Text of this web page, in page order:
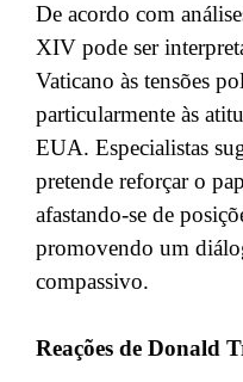
De acordo com
XIV pode ser
Vaticano às tensões
particularmente às
EUA. Especialistas
pretende reforçar o
afastando-se de
promovendo um
compassivo.
Reações de Donald